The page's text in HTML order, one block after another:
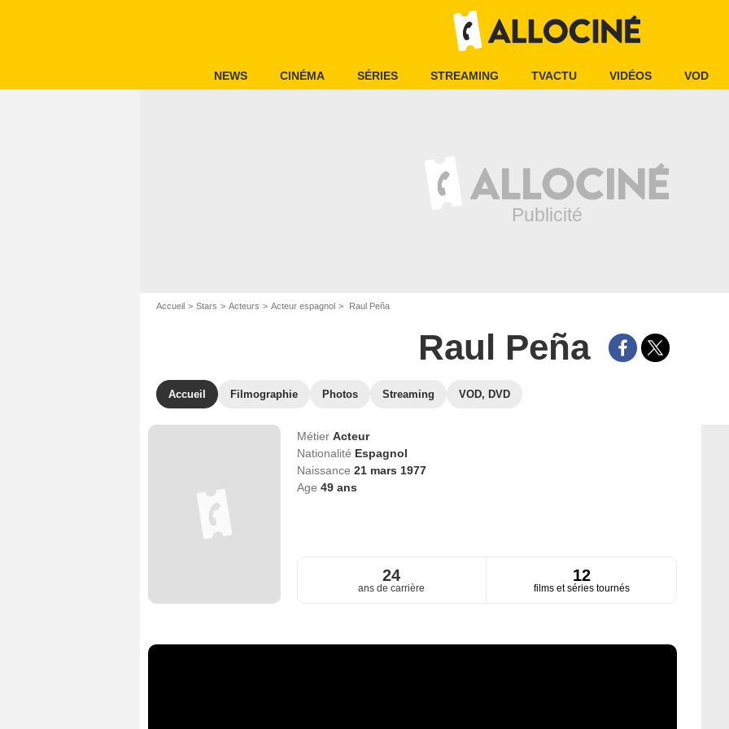
NEWS CINÉMA SÉRIES STREAMING TVACTU VIDÉOS VOD
Accueil Stars Acteurs Acteur espagnol Raul Peña
Raul Peña
Accueil Filmographie Photos Streaming VOD, DVD
Métier Acteur
Nationalité Espagnol
Naissance 21 mars 1977
Age 49ans
24
ans de carrière
12
films et séries tournés